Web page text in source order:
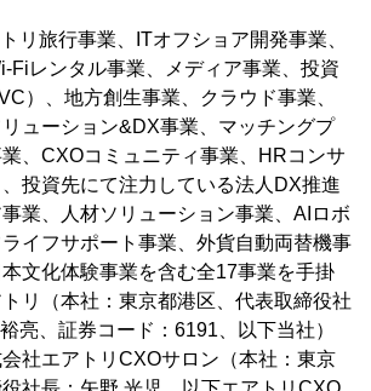
リ旅行事業、ITオフショア開発事業、
Fiレンタル事業、メディア事業、投資
）、地方創生事業、クラウド事業、
ューション&DX事業、マッチングプ
、CXOコミュニティ事業、HRコンサ
投資先にて注力している法人DX推進
業、人材ソリューション事業、AIロボ
イフサポート事業、外貨自動両替機事
文化体験事業を含む全17事業を手掛
リ（本社：東京都港区、代表取締役社
亮、証券コード：6191、以下当社）
社エアトリCXOサロン（本社：東京